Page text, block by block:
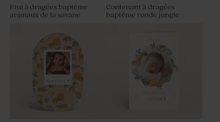
Etui à dragées baptême
animaux de la savane
Contenant à dragées
baptême ronde jungle